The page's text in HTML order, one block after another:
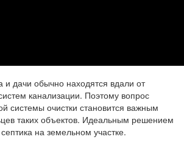
дачи обычно находятся вдали от
канализации. Поэтому вопрос
системы очистки становится важным
таких объектов. Идеальным решением
на земельном участке.